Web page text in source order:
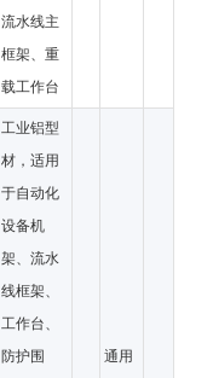
流水线主
框架、重
载工作台
工业铝型
材，适用
于自动化
设备机
架、流水
线框架、
工作台、
防护围
通用